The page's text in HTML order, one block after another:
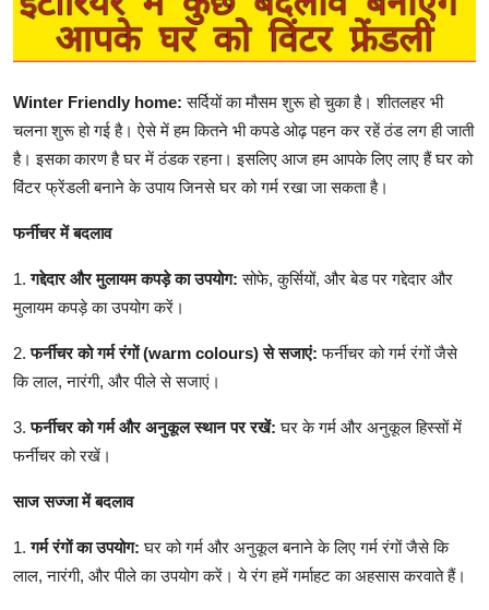
Winter Friendly home: सर्दियों का मौसम शुरू हो चुका है। शीतलहर भी
चलना शुरू हो गई है। ऐसे में हम कितने भी कपडे ओढ़ पहन कर रहें ठंड लग ही जाती
है। इसका कारण है घर में ठंडक रहना। इसलिए आज हम आपके लिए लाए हैं घर को
विंटर फ्रेंडली बनाने के उपाय जिनसे घर को गर्म रखा जा सकता है।
फर्नीचर मेंबदलाव
1.गद्देदार और मुलायम कपड़े का उपयोग: सोफे, कुर्सियों, और बेड पर गद्देदार और
मुलायम कपड़े का उपयोग करें।
2.फर्नीचर को गर्म रंगों (warm colours) से सजाएं: फर्नीचर को गर्म रंगों जैसे
कि लाल, नारंगी, और पीले से सजाएं।
3.फर्नीचर को गर्म और अनुकूल स्थान पर रखें: घर के गर्म और अनुकूल हिस्सों में
फर्नीचर को रखें।
साज सज्जा में बदलाव
1.गर्म रंगों का उपयोग: घर को गर्म और अनुकूल बनाने के लिए गर्म रंगों जैसे कि
लाल, नारंगी, और पीले का उपयोग करें। ये रंग हमें गर्माहट का अहसास करवाते हैं।